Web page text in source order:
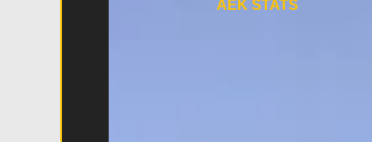
AEK STATS